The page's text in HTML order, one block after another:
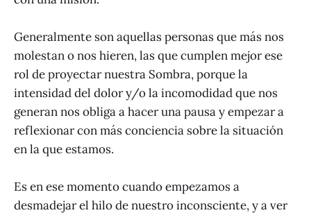
Generalmente son aquellas personas que más nos
molestan o nos hieren, las que cumplen mejor ese
rol de proyectar nuestra Sombra, porque la
intensidad del dolor y/o la incomodidad que nos
generan nos obliga a hacer una pausa y empezar a
reflexionar con más conciencia sobre la situación
en la que estamos.
Es en ese momento cuando empezamos a
desmadejar el hilo de nuestro inconsciente, y a ver